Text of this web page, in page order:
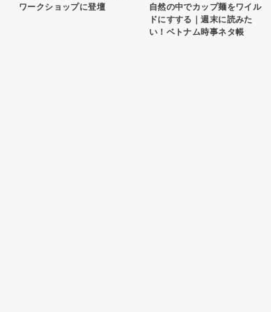
ワークショップに登壇
自然の中でカップ麺をワイル
ドにすする｜週末に読みた
い！ベトナム時事ネタ帳